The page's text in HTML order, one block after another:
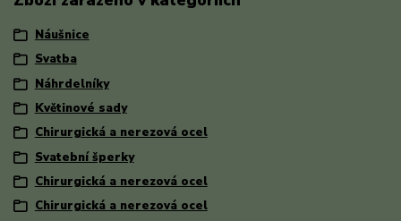
Náušnice
Svatba
Náhrdelníky
Květinové sady
Chirurgická a nerezová ocel
Svatební šperky
Chirurgická a nerezová ocel
Chirurgická a nerezová ocel